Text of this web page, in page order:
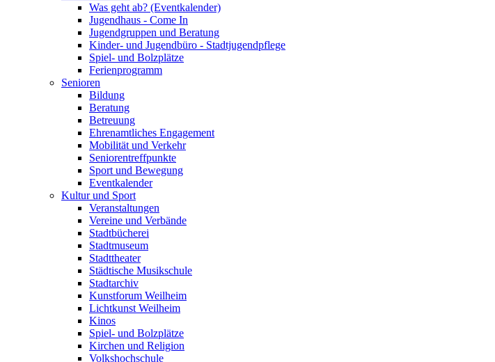
Was geht ab? (Eventkalender)
Jugendhaus - Come In
Jugendgruppen und Beratung
Kinder- und Jugendbüro - Stadtjugendpflege
Spiel- und Bolzplätze
Ferienprogramm
Senioren
Bildung
Beratung
Betreuung
Ehrenamtliches Engagement
Mobilität und Verkehr
Seniorentreffpunkte
Sport und Bewegung
Eventkalender
Kultur und Sport
Veranstaltungen
Vereine und Verbände
Stadtbücherei
Stadtmuseum
Stadttheater
Städtische Musikschule
Stadtarchiv
Kunstforum Weilheim
Lichtkunst Weilheim
Kinos
Spiel- und Bolzplätze
Kirchen und Religion
Volkshochschule